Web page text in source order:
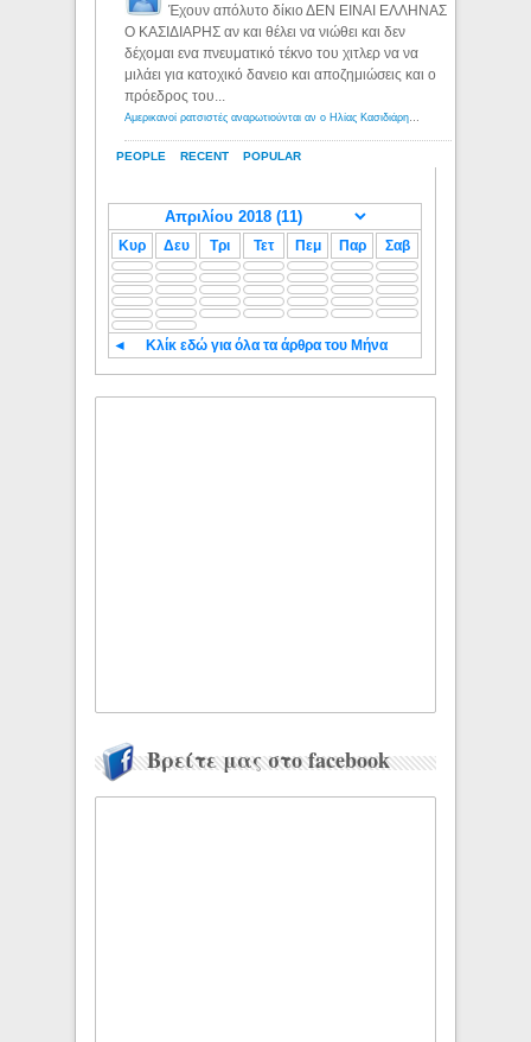
PEOPLE RECENT POPULAR
Έχουν απόλυτο δίκιο ΔΕΝ ΕΙΝΑΙ ΕΛΛΗΝΑΣ
Ο ΚΑΣΙΔΙΑΡΗΣ αν και θέλει να νιώθει και δεν
δέχομαι ενα πνευματικό τέκνο του χιτλερ να να
μιλάει για κατοχικό δανειο και αποζημιώσεις και ο
πρόεδρος του...
Αμερικανοί ρατσιστές αναρωτιούνται αν ο Ηλίας Κασιδιάρης ανήκει στη λευκή φυλή... - Λόγιος Ερμής
Κυρ Δευ Τρι Τετ Πεμ Παρ Σαβ
◄ Κλίκ εδώ για όλα τα άρθρα του Μήνα
Βρείτε μας στο facebook